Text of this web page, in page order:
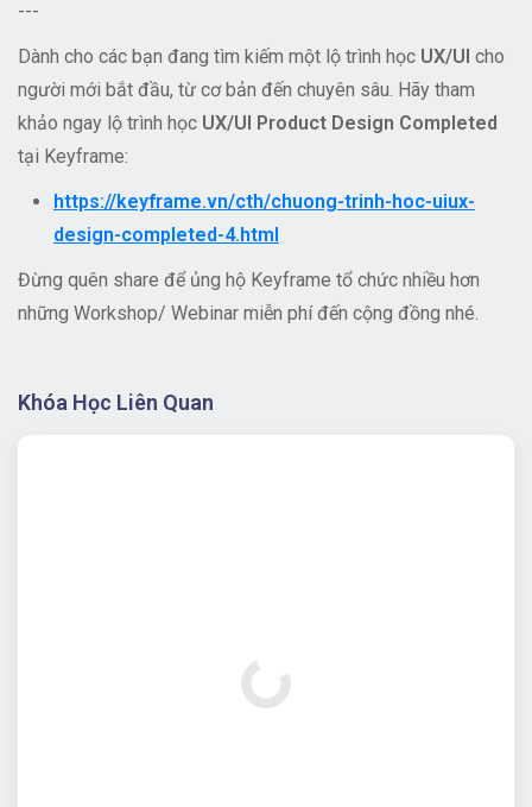
---
Dành cho các bạn đang tìm kiếm một lộ trình học UX/UI cho
người mới bắt đầu, từ cơ bản đến chuyên sâu. Hãy tham
khảo ngay lộ trình học UX/UI Product Design Completed
tại Keyframe:
https://keyframe.vn/cth/chuong-trinh-hoc-uiux-
design-completed-4.html
Đừng quên share để ủng hộ Keyframe tổ chức nhiều hơn
những Workshop/ Webinar miễn phí đến cộng đồng nhé.
Khóa Học Liên Quan